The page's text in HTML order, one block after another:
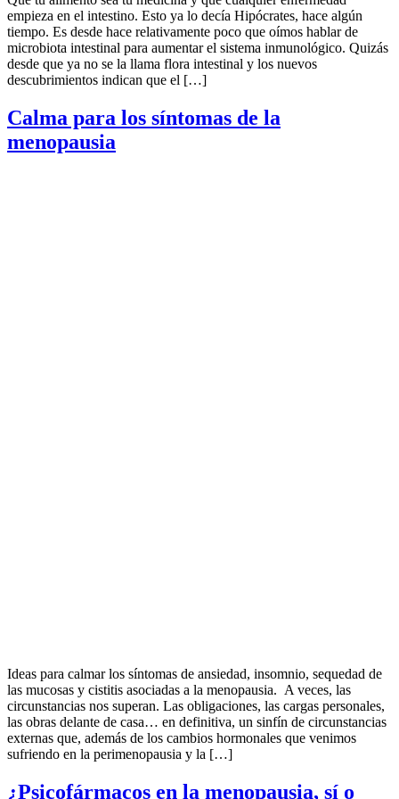
empieza en el intestino. Esto ya lo decía Hipócrates, hace algún
tiempo. Es desde hace relativamente poco que oímos hablar de
microbiota intestinal para aumentar el sistema inmunológico. Quizás
desde que ya no se la llama flora intestinal y los nuevos
descubrimientos indican que el […]
Calma para los síntomas de la
menopausia
Ideas para calmar los síntomas de ansiedad, insomnio, sequedad de
las mucosas y cistitis asociadas a la menopausia. A veces, las
circunstancias nos superan. Las obligaciones, las cargas personales,
las obras delante de casa… en definitiva, un sinfín de circunstancias
externas que, además de los cambios hormonales que venimos
sufriendo en la perimenopausia y la […]
¿Psicofármacos en la menopausia, sí o